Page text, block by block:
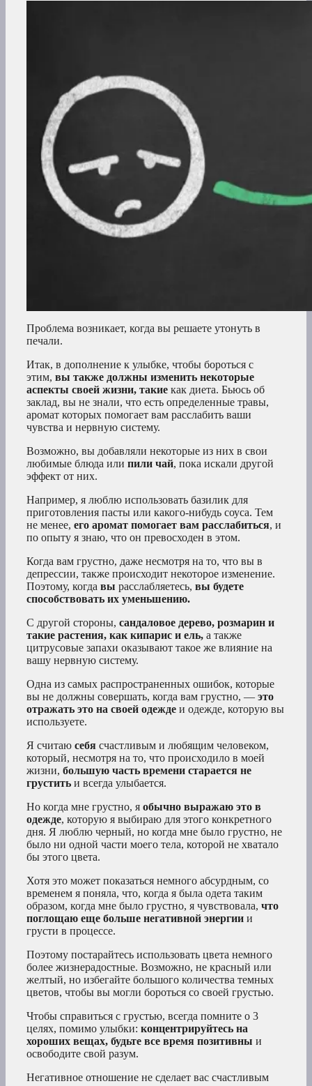
Проблема возникает, когда вы решаете утонуть в
печали.
Итак, в дополнение к улыбке, чтобы бороться с
этим, вы также должны изменить некоторые
аспекты своей жизни, такие как диета. Бьюсь об
заклад, вы не знали, что есть определенные травы,
аромат которых помогает вам расслабить ваши
чувства и нервную систему.
Возможно, вы добавляли некоторые из них в свои
любимые блюда или пили чай, пока искали другой
эффект от них.
Например, я люблю использовать базилик для
приготовления пасты или какого-нибудь соуса. Тем
не менее, его аромат помогает вам расслабиться, и
по опыту я знаю, что он превосходен в этом.
Когда вам грустно, даже несмотря на то, что вы в
депрессии, также происходит некоторое изменение.
Поэтому, когда вы расслабляетесь, вы будете
способствовать их уменьшению.
С другой стороны, сандаловое дерево, розмарин и
такие растения, как кипарис и ель, а также
цитрусовые запахи оказывают такое же влияние на
вашу нервную систему.
Одна из самых распространенных ошибок, которые
вы не должны совершать, когда вам грустно, — это
отражать это на своей одежде и одежде, которую вы
используете.
Я считаю себя счастливым и любящим человеком,
который, несмотря на то, что происходило в моей
жизни, большую часть времени старается не
грустить и всегда улыбается.
Но когда мне грустно, я обычно выражаю это в
одежде, которую я выбираю для этого конкретного
дня. Я люблю черный, но когда мне было грустно, не
было ни одной части моего тела, которой не хватало
бы этого цвета.
Хотя это может показаться немного абсурдным, со
временем я поняла, что, когда я была одета таким
образом, когда мне было грустно, я чувствовала, что
поглощаю еще больше негативной энергии и
грусти в процессе.
Поэтому постарайтесь использовать цвета немного
более жизнерадостные. Возможно, не красный или
желтый, но избегайте большого количества темных
цветов, чтобы вы могли бороться со своей грустью.
Чтобы справиться с грустью, всегда помните о 3
целях, помимо улыбки: концентрируйтесь на
хороших вещах, будьте все время позитивны и
освободите свой разум.
Негативное отношение не сделает вас счастливым